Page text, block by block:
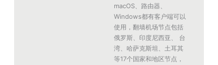
macOS、路由器、
Windows都有客户端可以
使用，翻墙机场节点包括
俄罗斯、印度尼西亚、 台
湾、哈萨克斯坦、土耳其
等17个国家和地区节点，